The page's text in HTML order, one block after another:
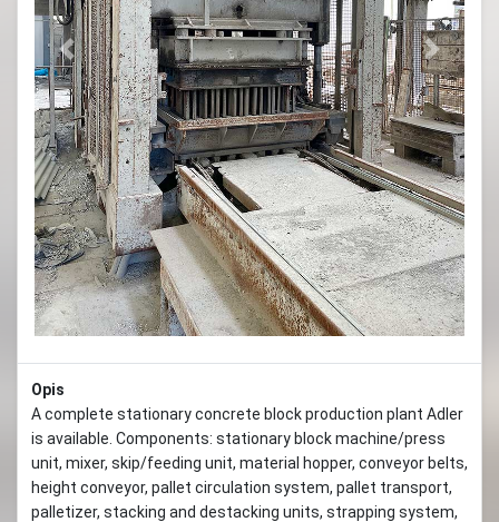
Previous Next
Opis
A complete stationary concrete block production plant Adler
is available. Components: stationary block machine/press
unit, mixer, skip/feeding unit, material hopper, conveyor belts,
height conveyor, pallet circulation system, pallet transport,
palletizer, stacking and destacking units, strapping system,